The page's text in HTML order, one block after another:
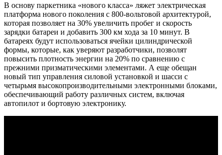
В основу паркетника «нового класса» ляжет электрическая
платформа нового поколения с 800-вольтовой архитектурой,
которая позволяет на 30% увеличить пробег и скорость
зарядки батареи и добавить 300 км хода за 10 минут. В
батареях будут использоваться ячейки цилиндрической
формы, которые, как уверяют разработчики, позволят
повысить плотность энергии на 20% по сравнению с
прежними призматическими элементами. А еще обещан
новый тип управления силовой установкой и шасси с
четырьмя высокопроизводительными электронными блоками,
обеспечивающий работу различных систем, включая
автопилот и бортовую электронику.